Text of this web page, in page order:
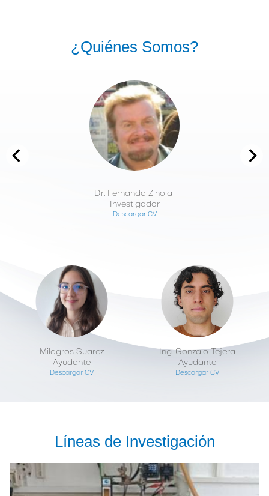
¿Quiénes Somos?
Dr. Fernando Zinola
Investigador
Descargar CV
Milagros Suarez
Ayudante
Descargar CV
Ing. Gonzalo Tejera
Ayudante
Descargar CV
Líneas de Investigación